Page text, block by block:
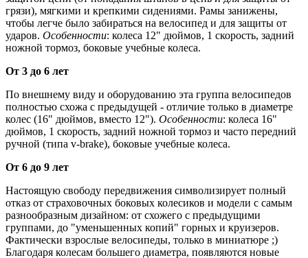
грязи), мягкими и крепкими сидениями. Рамы занижены,
чтобы легче было забираться на велосипед и для защиты от
ударов. Особенности: колеса 12" дюймов, 1 скорость, задний
ножной тормоз, боковые учебные колеса.
От 3 до 6 лет
По внешнему виду и оборудованию эта группа велосипедов
полностью схожа с предыдущей - отличие только в диаметре
колес (16" дюймов, вместо 12"). Особенности: колеса 16"
дюймов, 1 скорость, задний ножной тормоз и часто передний
ручной (типа v-brake), боковые учебные колеса.
От 6 до 9 лет
Настоящую свободу передвижения символизирует полный
отказ от страховочных боковых колесиков и модели с самым
разнообразным дизайном: от схожего с предыдущими
группами, до "уменьшенных копий" горных и круизеров.
Фактически взрослые велосипеды, только в миниатюре ;)
Благодаря колесам большего диаметра, появляются новые